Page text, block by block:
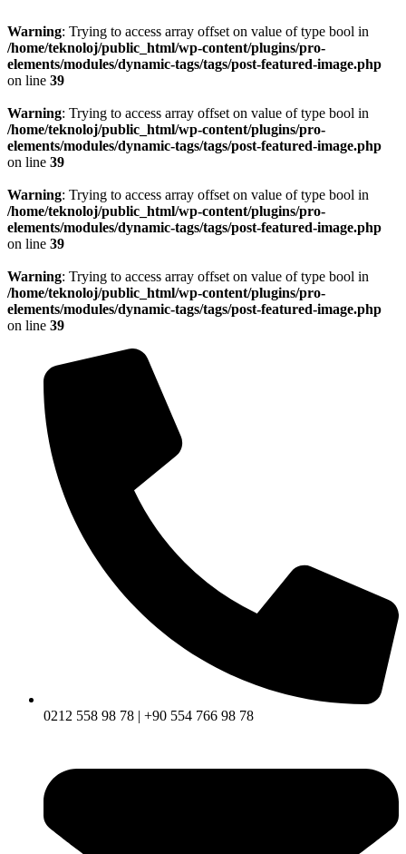
Warning: Trying to access array offset on value of type bool in
/home/teknoloj/public_html/wp-content/plugins/pro-
elements/modules/dynamic-tags/tags/post-featured-image.php
on line 39
Warning: Trying to access array offset on value of type bool in
/home/teknoloj/public_html/wp-content/plugins/pro-
elements/modules/dynamic-tags/tags/post-featured-image.php
on line 39
Warning: Trying to access array offset on value of type bool in
/home/teknoloj/public_html/wp-content/plugins/pro-
elements/modules/dynamic-tags/tags/post-featured-image.php
on line 39
Warning: Trying to access array offset on value of type bool in
/home/teknoloj/public_html/wp-content/plugins/pro-
elements/modules/dynamic-tags/tags/post-featured-image.php
on line 39
0212 558 98 78 | +90 554 766 98 78